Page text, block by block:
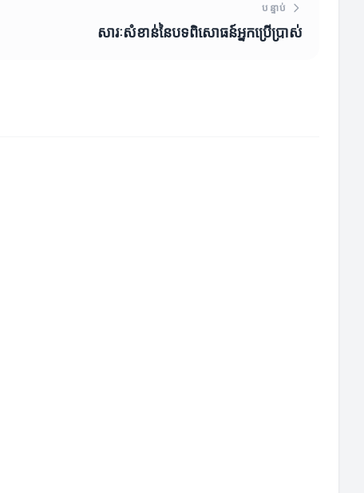
បន្ទាប់
សារៈសំខាន់នៃបទពិសោធន៍អ្នកប្រើប្រាស់